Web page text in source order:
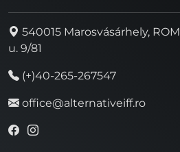
540015 Marosvásárhely,
u. 9/81
(+)40-265-267547
office@alternativeiff.ro